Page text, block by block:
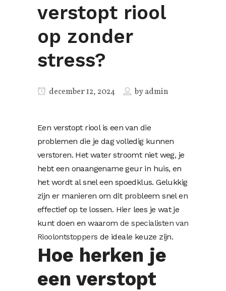
verstopt riool
op zonder
stress?
december 12, 2024 byadmin
Een verstopt riool is een van die
problemen die je dag volledig kunnen
verstoren. Het water stroomt niet weg, je
hebt een onaangename geur in huis, en
het wordt al snel een spoedklus. Gelukkig
zijn er manieren om dit probleem snel en
effectief op te lossen. Hier lees je wat je
kunt doen en waarom de specialisten van
Rioolontstoppers de ideale keuze zijn.
Hoe herken je
een verstopt